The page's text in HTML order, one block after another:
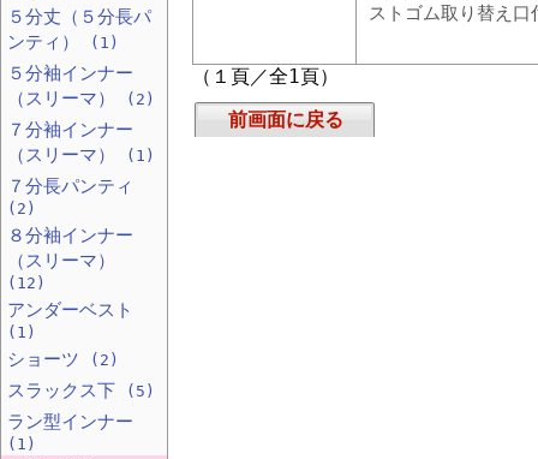
ストゴム取り替え口
（１頁／全1頁）
前画面に戻る
５分丈（５分長パ
ンティ）
(1)
５分袖インナー
（スリーマ）
(2)
７分袖インナー
（スリーマ）
(1)
７分長パンティ
(2)
８分袖インナー
（スリーマ）
(12)
アンダーベスト
(1)
ショーツ (2)
スラックス下 (5)
ラン型インナー
(1)